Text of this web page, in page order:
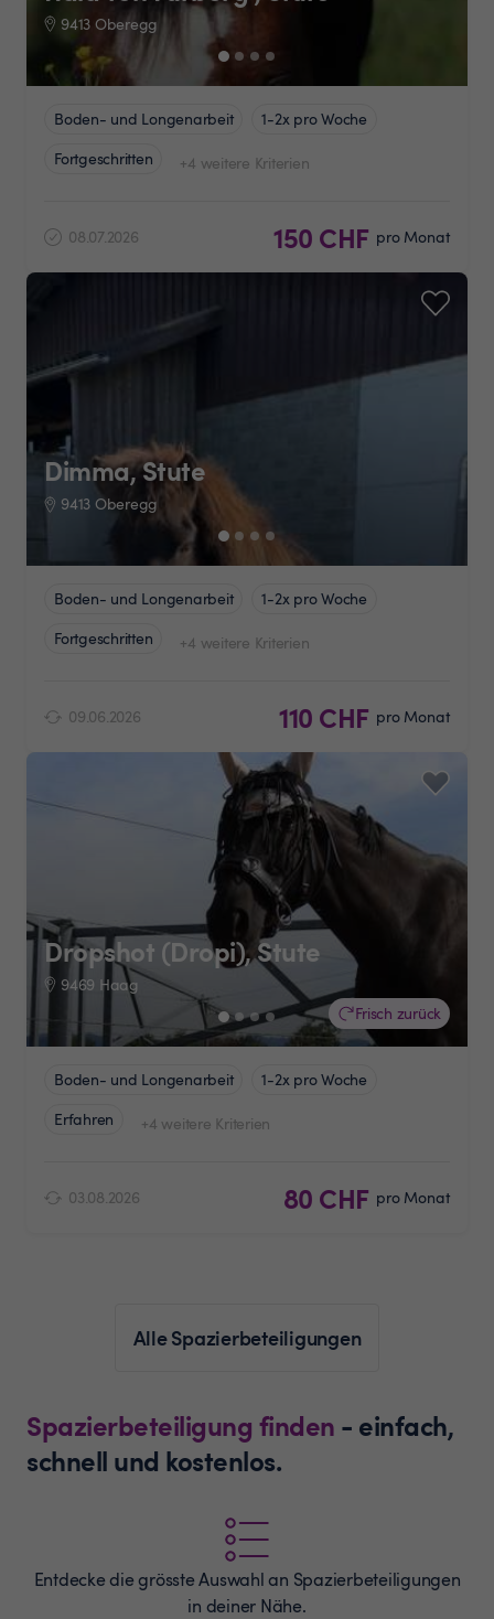
9413 Oberegg
Boden- und Longenarbeit
1-2x pro Woche
Fortgeschritten
+4 weitere Kriterien
08.07.2026 150 CHF pro Monat
Dimma, Stute
9413 Oberegg
Boden- und Longenarbeit
1-2x pro Woche
Fortgeschritten
+4 weitere Kriterien
09.06.2026 110 CHF pro Monat
Frisch zurück
Dropshot (Dropi), Stute
9469 Haag
Boden- und Longenarbeit
1-2x pro Woche
Erfahren
+4 weitere Kriterien
03.08.2026 80 CHF pro Monat
Alle Spazierbeteiligungen
Spazierbeteiligung finden - einfach,
schnell und kostenlos.
Entdecke die grösste Auswahl an Spazierbeteiligungen
in deiner Nähe.